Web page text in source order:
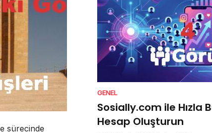
sürecinde
GENEL
Sosially.com ile Hızla
Hesap Oluşturun